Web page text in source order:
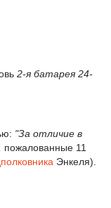
2-я батарея 24-
"За отличие в
пожалованные 11
Энкеля).